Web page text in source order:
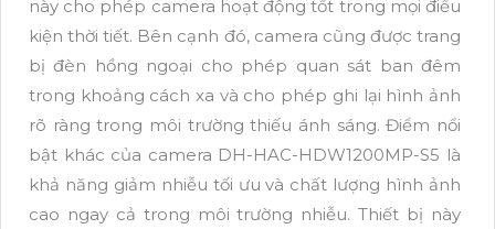
này cho phép camera hoạt động tốt trong mọi điều
kiện thời tiết. Bên cạnh đó, camera cũng được trang
bị đèn hồng ngoại cho phép quan sát ban đêm
trong khoảng cách xa và cho phép ghi lại hình ảnh
rõ ràng trong môi trường thiếu ánh sáng. Điểm nổi
bật khác của camera DH-HAC-HDW1200MP-S5 là
khả năng giảm nhiễu tối ưu và chất lượng hình ảnh
cao ngay cả trong môi trường nhiễu. Thiết bị này